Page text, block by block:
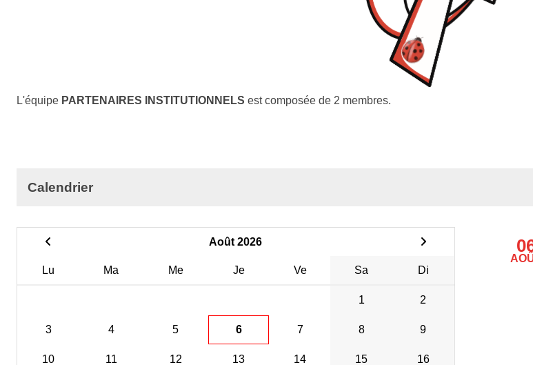
L'équipe PARTENAIRES INSTITUTIONNELS est composée de 2 membres.
Calendrier
Août 2026
Lu Ma Me Je Ve Sa Di
1 2
3 4 5 6 7 8 9
10 11 12 13 14 15 16